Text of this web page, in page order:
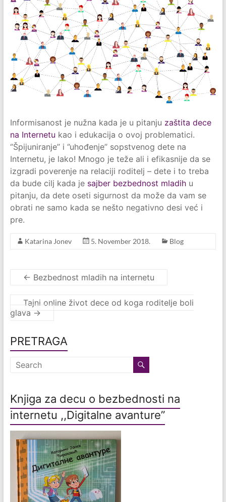
Informisanost je nužna kada je u pitanju zaštita dece
na Internetu kao i edukacija o ovoj problematici.
‘’Špijuniranje’’ i ‘’uhođenje’’ sopstvenog dete na
Internetu, je lako! Mnogo je teže ali i efikasnije da se
izgradi poverenje na relaciji roditelj – dete i to treba
da bude cilj kada je sajber bezbednost mladihu
pitanju, da dete oseti sigurnost da može da vam se
obrati ne samo kada se nešto negativno desi već i
pre.
Katarina Jonev 5. November 2018. Blog
← Bezbednost mladih na internetu
Tajni online život dece od koga roditelje boli
glava →
PRETRAGA
Knjiga za decu o bezbednosti na
internetu ,,Digitalne avanture”